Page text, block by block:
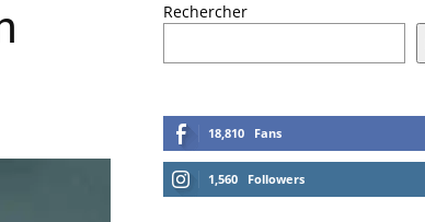
Rechercher
18,810 Fans
1,560 Followers